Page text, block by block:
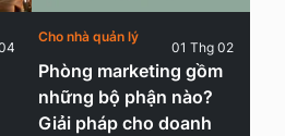
Phòng marketing gồm
những bộ phận nào?
Giải pháp cho doanh
Cho nhà quản lý
01 Thg 02